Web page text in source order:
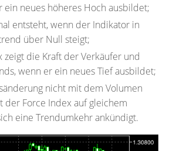
ein neues höheres Hoch ausbildet;
entsteht, wenn der Indikator in
über Null steigt;
zeigt die Kraft der Verkäufer und
wenn er ein neues Tief ausbildet;
nicht mit dem Volumen
Force Index auf gleichem
eine Trendumkehr ankündigt.